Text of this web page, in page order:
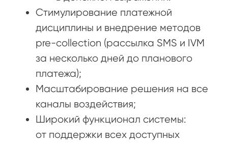
Стимулирование платежной
дисциплины и внедрение методов
pre-collection (рассылка SMS и IVM
за несколько дней до планового
платежа);
Масштабирование решения на все
каналы воздействия;
Широкий функционал системы:
от поддержки всех доступных